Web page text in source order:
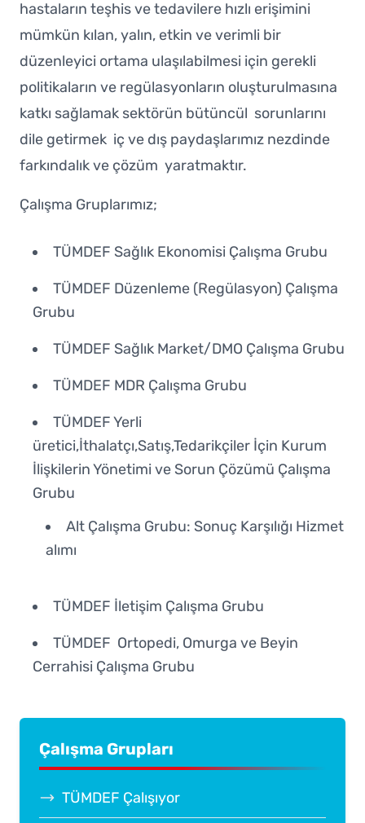
hastaların teşhis ve tedavilere hızlı erişimini
mümkün kılan, yalın, etkin ve verimli bir
düzenleyici ortama ulaşılabilmesi için gerekli
politikaların ve regülasyonların oluşturulmasına
katkı sağlamak sektörün bütüncül sorunlarını
dile getirmek iç ve dış paydaşlarımız nezdinde
farkındalık ve çözüm yaratmaktır.
Çalışma Gruplarımız;
TÜMDEF Sağlık Ekonomisi Çalışma Grubu
TÜMDEF Düzenleme (Regülasyon) Çalışma
Grubu
TÜMDEF Sağlık Market/DMO Çalışma Grubu
TÜMDEF MDR Çalışma Grubu
TÜMDEF Yerli
üretici,İthalatçı,Satış,Tedarikçiler İçin Kurum
İlişkilerin Yönetimi ve Sorun Çözümü Çalışma
Grubu
Alt Çalışma Grubu: Sonuç Karşılığı Hizmet
alımı
TÜMDEF İletişim Çalışma Grubu
TÜMDEF Ortopedi, Omurga ve Beyin
Cerrahisi Çalışma Grubu
Çalışma Grupları
TÜMDEF Çalışıyor